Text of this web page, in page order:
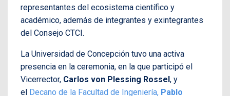
representantes del ecosistema científico y
académico, además de integrantes y exintegrantes
del Consejo CTCI.
La Universidad de Concepción tuvo una activa
presencia en la ceremonia, en la que participó el
Vicerrector, Carlos von Plessing Rossel, y
el Decano de la Facultad de Ingeniería, Pablo